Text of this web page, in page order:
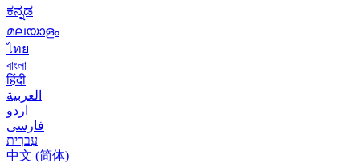
ಕನ್ನಡ
മലയാളം
ไทย
বাংলা
हिंदी
العربية
اردو
فارسی
עִברִית
中文 (简体)